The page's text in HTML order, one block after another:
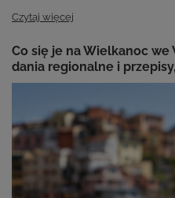
Czytaj więcej
Co się je na Wielkanoc we
dania regionalne i